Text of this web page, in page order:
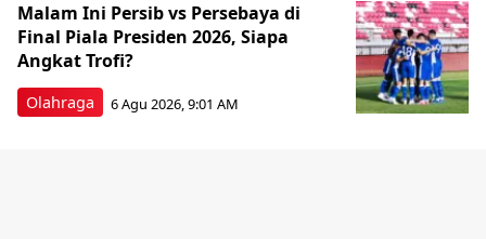
Olahraga
Malam Ini Persib vs Persebaya di
Final Piala Presiden 2026, Siapa
Angkat Trofi?
6 Agu 2026, 9:01 AM